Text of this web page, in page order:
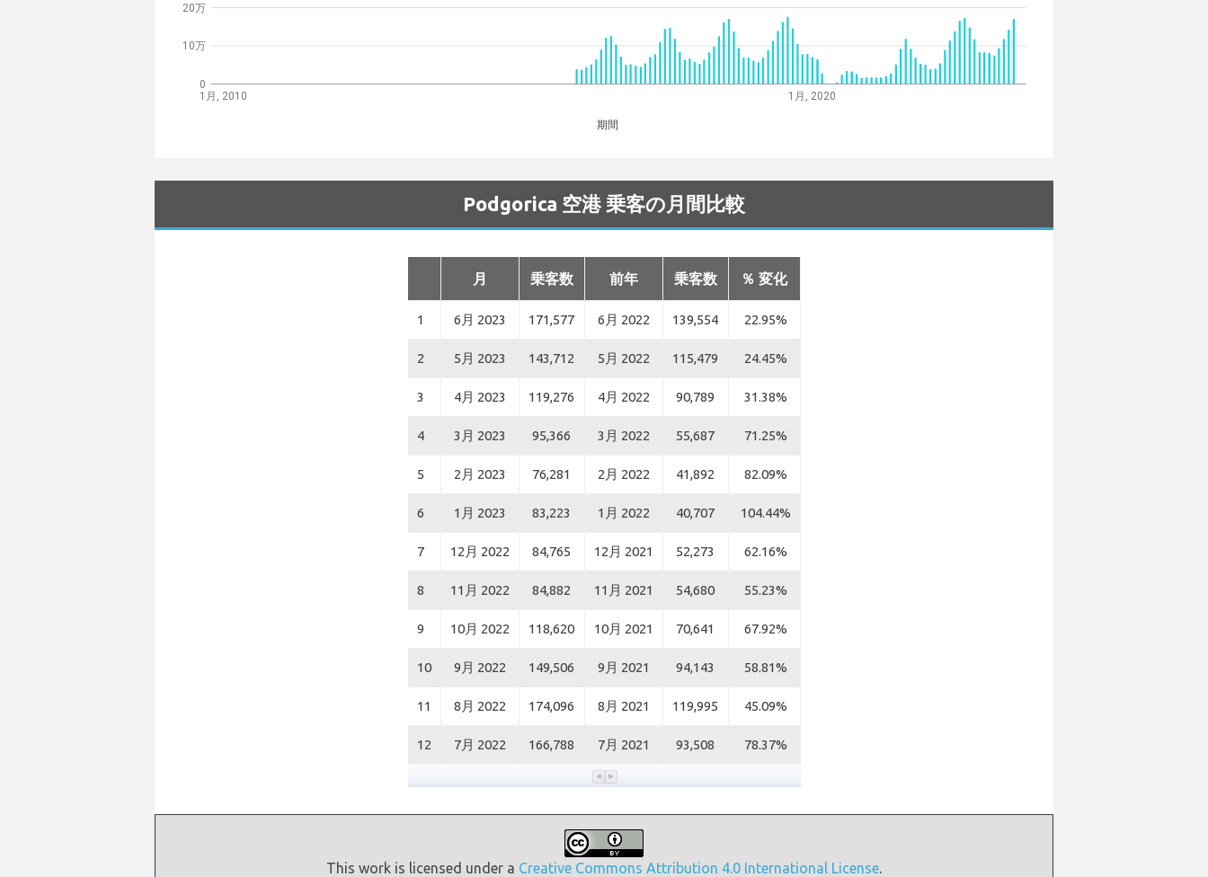
1月, 2010 1月, 2020
期間
0
10万
20万
Podgorica 空港 乗客の月間比較
月 乗客数 前年 乗客数 ％ 変化
1 6月 2023 171,577 6月 2022 139,554 22.95%
2 5月 2023 143,712 5月 2022 115,479 24.45%
3 4月 2023 119,276 4月 2022 90,789 31.38%
4 3月 2023 95,366 3月 2022 55,687 71.25%
5 2月 2023 76,281 2月 2022 41,892 82.09%
6 1月 2023 83,223 1月 2022 40,707 104.44%
7 12月 2022 84,765 12月 2021 52,273 62.16%
8 11月 2022 84,882 11月 2021 54,680 55.23%
9 10月 2022 118,620 10月 2021 70,641 67.92%
10 9月 2022 149,506 9月 2021 94,143 58.81%
11 8月 2022 174,096 8月 2021 119,995 45.09%
12 7月 2022 166,788 7月 2021 93,508 78.37%
This work is licensed under a Creative Commons Attribution 4.0 International License.